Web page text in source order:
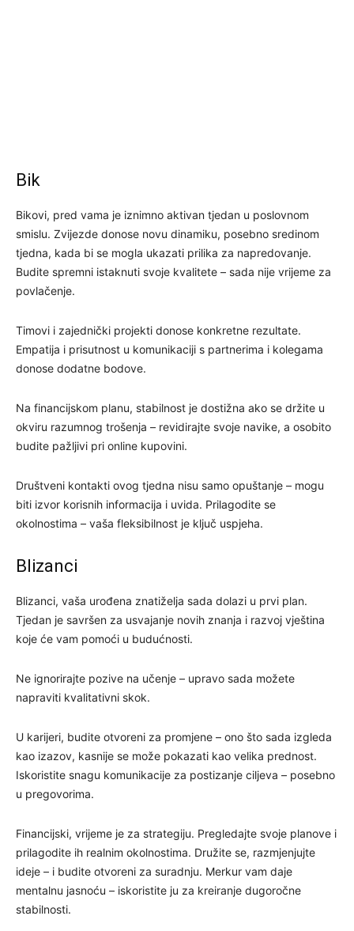
Bik
Bikovi, pred vama je iznimno aktivan tjedan u poslovnom
smislu. Zvijezde donose novu dinamiku, posebno sredinom
tjedna, kada bi se mogla ukazati prilika za napredovanje.
Budite spremni istaknuti svoje kvalitete – sada nije vrijeme za
povlačenje.
Timovi i zajednički projekti donose konkretne rezultate.
Empatija i prisutnost u komunikaciji s partnerima i kolegama
donose dodatne bodove.
Na financijskom planu, stabilnost je dostižna ako se držite u
okviru razumnog trošenja – revidirajte svoje navike, a osobito
budite pažljivi pri online kupovini.
Društveni kontakti ovog tjedna nisu samo opuštanje – mogu
biti izvor korisnih informacija i uvida. Prilagodite se
okolnostima – vaša fleksibilnost je ključ uspjeha.
Blizanci
Blizanci, vaša urođena znatiželja sada dolazi u prvi plan.
Tjedan je savršen za usvajanje novih znanja i razvoj vještina
koje će vam pomoći u budućnosti.
Ne ignorirajte pozive na učenje – upravo sada možete
napraviti kvalitativni skok.
U karijeri, budite otvoreni za promjene – ono što sada izgleda
kao izazov, kasnije se može pokazati kao velika prednost.
Iskoristite snagu komunikacije za postizanje ciljeva – posebno
u pregovorima.
Financijski, vrijeme je za strategiju. Pregledajte svoje planove i
prilagodite ih realnim okolnostima. Družite se, razmjenjujte
ideje – i budite otvoreni za suradnju. Merkur vam daje
mentalnu jasnoću – iskoristite ju za kreiranje dugoročne
stabilnosti.